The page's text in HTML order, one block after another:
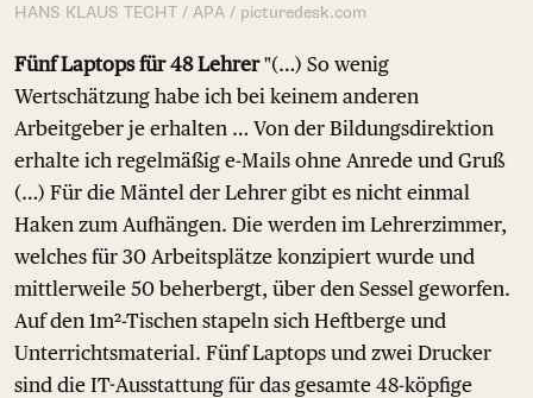
HANS KLAUS TECHT / APA / picturedesk.com
Fünf Laptops für 48 Lehrer"(…) So wenig
Wertschätzung habe ich bei keinem anderen
Arbeitgeber je erhalten … Von der Bildungsdirektion
erhalte ich regelmäßig e-Mails ohne Anrede und Gruß
(…) Für die Mäntel der Lehrer gibt es nicht einmal
Haken zum Aufhängen. Die werden im Lehrerzimmer,
welches für 30 Arbeitsplätze konzipiert wurde und
mittlerweile 50 beherbergt, über den Sessel geworfen.
Auf den 1m²-Tischen stapeln sich Heftberge und
Unterrichtsmaterial. Fünf Laptops und zwei Drucker
sind die IT-Ausstattung für das gesamte 48-köpfige